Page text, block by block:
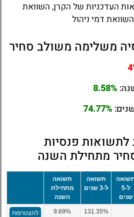
העדכניות של הקרן, השוואת
דמי ניהול
משלימה משולב סחיר
8.58%
74.77%
פנסיות
מתחילת השנה
ל-5
שנים
תשואה
ל-3 שנים
תשואה
מתחילת
השנה
131.35%
9.69% להצטרפות